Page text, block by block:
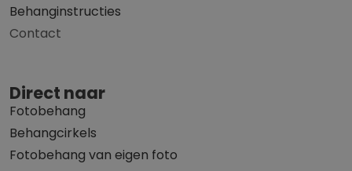
Behanginstructies
Contact
Direct naar
Fotobehang
Behangcirkels
Fotobehang van eigen foto